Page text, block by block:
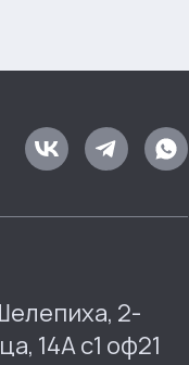
2-
14А с1 оф21